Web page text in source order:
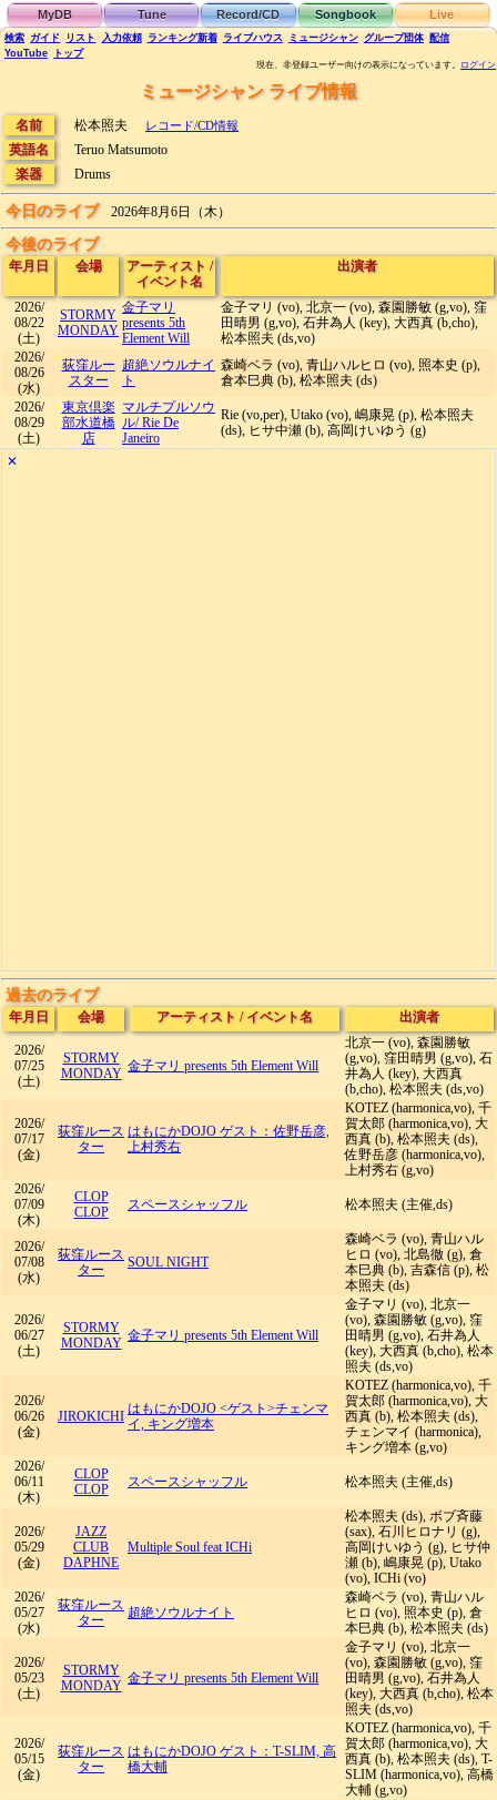
MyDB Tune Record/CD Songbook Live
検索 ガイド リスト 入力依頼 ランキング新着 ライブハウス ミュージシャン グループ団体 配信
YouTube
トップ
現在、非登録ユーザー向けの表示になっています。 ログイン
ミュージシャン ライブ情報
名前 松本照夫 レコード/CD情報
英語名
Teruo Matsumoto
楽器
Drums
今日のライブ 2026年8月6日（木）
今後のライブ
年月日 会場 アーティスト /
イベント名
出演者
2026/
08/22
(土)
STORMY
MONDAY
金子マリ
presents 5th
Element Will
金子マリ (vo), 北京一 (vo), 森園勝敏 (g,vo), 窪
田晴男 (g,vo), 石井為人 (key), 大西真 (b,cho),
松本照夫 (ds,vo)
2026/
08/26
(水)
荻窪ルー
スター
超絶ソウルナイ
ト
森崎ベラ (vo), 青山ハルヒロ (vo), 照本史 (p),
倉本巳典 (b), 松本照夫 (ds)
2026/
08/29
(土)
東京倶楽
部水道橋
店
マルチプルソウ
ル/ Rie De
Janeiro
Rie (vo,per), Utako (vo), 嶋康晃 (p), 松本照夫
(ds), ヒサ中瀬 (b), 高岡けいゆう (g)
✕
過去のライブ
年月日 会場 アーティスト / イベント名 出演者
2026/
07/25
(土)
STORMY
MONDAY 金子マリ presents 5th Element Will
北京一 (vo), 森園勝敏
(g,vo), 窪田晴男 (g,vo), 石
井為人 (key), 大西真
(b,cho), 松本照夫 (ds,vo)
2026/
07/17
(金)
荻窪ルース
ター
はもにかDOJO ゲスト：佐野岳彦,
上村秀右
KOTEZ (harmonica,vo), 千
賀太郎 (harmonica,vo), 大
西真 (b), 松本照夫 (ds),
佐野岳彦 (harmonica,vo),
上村秀右 (g,vo)
2026/
07/09
(木)
CLOP
CLOP
スペースシャッフル 松本照夫 (主催,ds)
2026/
07/08
(水)
荻窪ルース
ター
SOUL NIGHT
森崎ベラ (vo), 青山ハル
ヒロ (vo), 北島徹 (g), 倉
本巳典 (b), 吉森信 (p), 松
本照夫 (ds)
2026/
06/27
(土)
STORMY
MONDAY 金子マリ presents 5th Element Will
金子マリ (vo), 北京一
(vo), 森園勝敏 (g,vo), 窪
田晴男 (g,vo), 石井為人
(key), 大西真 (b,cho), 松本
照夫 (ds,vo)
2026/
06/26
(金)
JIROKICHI はもにかDOJO <ゲスト>チェンマ
イ, キング増本
KOTEZ (harmonica,vo), 千
賀太郎 (harmonica,vo), 大
西真 (b), 松本照夫 (ds),
チェンマイ (harmonica),
キング増本 (g,vo)
2026/
06/11
(木)
CLOP
CLOP
スペースシャッフル 松本照夫 (主催,ds)
2026/
05/29
(金)
JAZZ
CLUB
DAPHNE
Multiple Soul feat ICHi
松本照夫 (ds), ボブ斉藤
(sax), 石川ヒロナリ (g),
高岡けいゆう (g), ヒサ仲
瀬 (b), 嶋康晃 (p), Utako
(vo), ICHi (vo)
2026/
05/27
(水)
荻窪ルース
ター
超絶ソウルナイト
森崎ベラ (vo), 青山ハル
ヒロ (vo), 照本史 (p), 倉
本巳典 (b), 松本照夫 (ds)
2026/
05/23
(土)
STORMY
MONDAY 金子マリ presents 5th Element Will
金子マリ (vo), 北京一
(vo), 森園勝敏 (g,vo), 窪
田晴男 (g,vo), 石井為人
(key), 大西真 (b,cho), 松本
照夫 (ds,vo)
2026/
05/15
(金)
荻窪ルース
ター
はもにかDOJO ゲスト：T-SLIM, 高
橋大輔
KOTEZ (harmonica,vo), 千
賀太郎 (harmonica,vo), 大
西真 (b), 松本照夫 (ds), T-
SLIM (harmonica,vo), 高橋
大輔 (g,vo)